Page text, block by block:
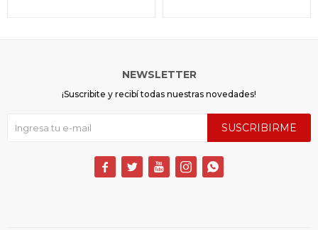
NEWSLETTER
¡Suscribite y recibí todas nuestras novedades!
SUSCRIBIRME
    